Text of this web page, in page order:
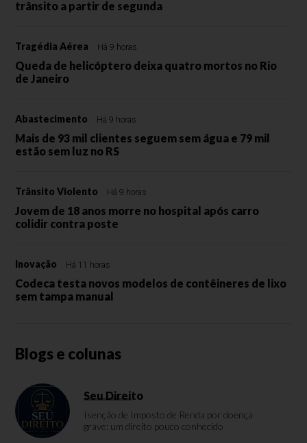
trânsito a partir de segunda
Tragédia Aérea Há 9 horas
Queda de helicóptero deixa quatro mortos no Rio
de Janeiro
Abastecimento Há 9 horas
Mais de 93 mil clientes seguem sem água e 79 mil
estão sem luz no RS
Trânsito Violento Há 9 horas
Jovem de 18 anos morre no hospital após carro
colidir contra poste
Inovação Há 11 horas
Codeca testa novos modelos de contêineres de lixo
sem tampa manual
Blogs e colunas
Seu Direito
Isenção de Imposto de Renda por doença
grave: um direito pouco conhecido